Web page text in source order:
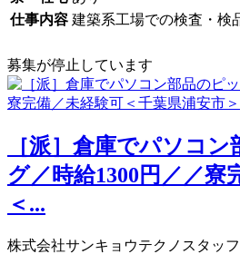
仕事内容 建築系工場での検査・検
募集が停止しています
［派］倉庫でパソコ
グ／時給1300円／／寮
＜...
株式会社サンキョウテクノスタッフ